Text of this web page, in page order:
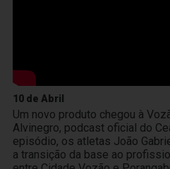
10 de Abril
Um novo produto chegou à
Alvinegro, podcast oficial do
episódio, os atletas João
a transição da base ao